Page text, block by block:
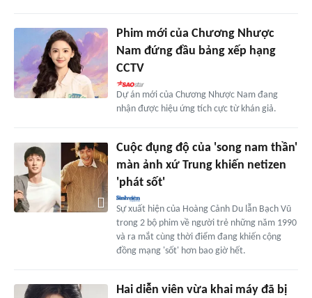
Phim mới của Chương Nhược
Nam đứng đầu bảng xếp hạng
CCTV
Dự án mới của Chương Nhược Nam đang
nhận được hiệu ứng tích cực từ khán giả.
Cuộc đụng độ của 'song nam thần'
màn ảnh xứ Trung khiến netizen
'phát sốt'
Sự xuất hiện của Hoàng Cảnh Du lẫn Bạch Vũ
trong 2 bộ phim về người trẻ những năm 1990
và ra mắt cùng thời điểm đang khiến cộng
đồng mạng 'sốt' hơn bao giờ hết.
Hai diễn viên vừa khai máy đã bị